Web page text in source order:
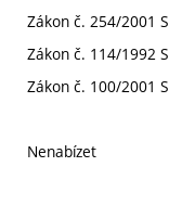
Zákon č. 254/2001
Zákon č. 114/1992
Zákon č. 100/2001
Nenabízet